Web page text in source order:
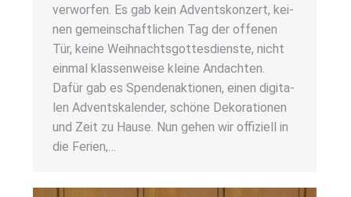
ver­wor­fen. Es gab kein Advents­kon­zert, kei­
nen gemein­schaft­li­chen Tag der offe­nen
Tür, kei­ne Weih­nachts­got­tes­diens­te, nicht
ein­mal klas­sen­wei­se klei­ne Andach­ten.
Dafür gab es Spen­den­ak­tio­nen, einen digi­ta­
len Advents­ka­len­der, schö­ne Deko­ra­tio­nen
und Zeit zu Hau­se. Nun gehen wir offi­zi­ell in
die Feri­en,…